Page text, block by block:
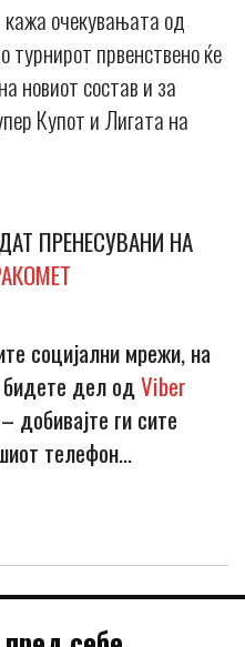
кажа очекувањата од
турнирот првенствено ќе
новиот состав и за
Купот и Лигата на
ПРЕНЕСУВАНИ НА
социјални мрежи, на
дел одViber
– добивајте ги сите
телефон…